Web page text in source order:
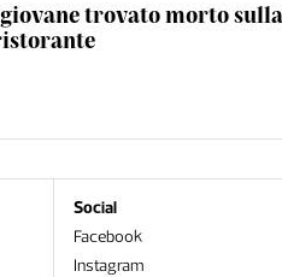
giovane trovato morto sulla
Social
Facebook
Instagram